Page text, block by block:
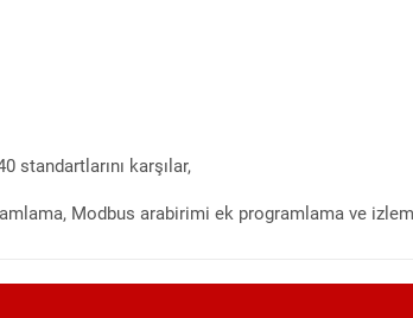
standartlarını karşılar,
Modbus arabirimi ek programlama ve